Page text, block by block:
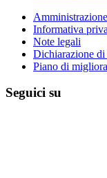
Informativa
Note legali
Dichiarazione di
Piano di
Seguici su